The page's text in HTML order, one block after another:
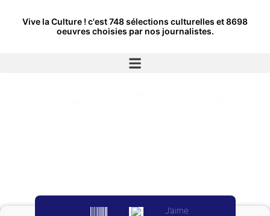
Vive la Culture ! c'est 748 sélections culturelles et 8698
oeuvres choisies par nos journalistes.
J’aime